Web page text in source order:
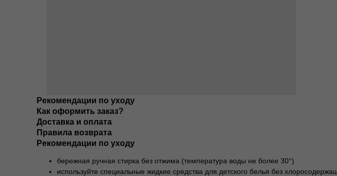
Рекомендации по уходу
Как оформить заказ?
Доставка и оплата
Правила возврата
Рекомендации по уходу
бережная ручная стирка без отжима (температура воды не более 30°)
используйте специальные жидкие средства для детского белья без